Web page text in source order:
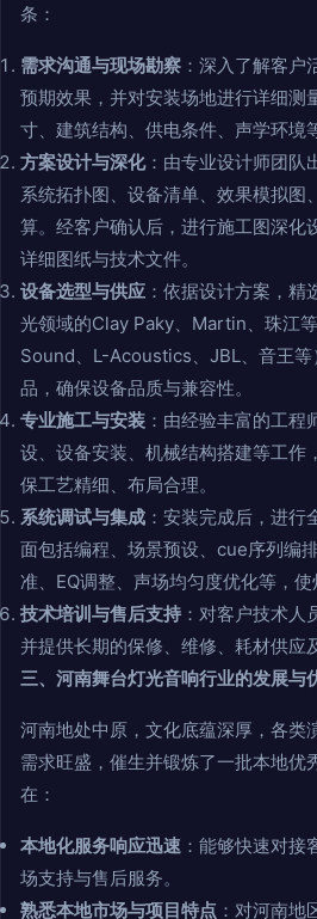
条：
需求沟通与现场勘察 ：深入了解客户
预期效果，并对安装场地进行详细测
寸、建筑结构、供电条件、声学环境
方案设计与深化：由专业设计师团队
系统拓扑图、设备清单、效果模拟图
算。经客户确认后，进行施工图深化
详细图纸与技术文件。
设备选型与供应 ：依据设计方案，
光领域的Clay Paky、Martin、珠江
Sound、L-Acoustics、JBL、音王等
品，确保设备品质与兼容性。
专业施工与安装 ：由经验丰富的工
设、设备安装、机械结构搭建等工作
保工艺精细、布局合理。
系统调试与集成 ：安装完成后，进
面包括编程、场景预设、cue序列编
准、EQ调整、声场均匀度优化等，使
技术培训与售后支持 ：对客户技术人
并提供长期的保修、维修、耗材供应
三、河南舞台灯光音响行业的发展与
河南地处中原，文化底蕴深厚，各类
需求旺盛，催生并锻炼了一批本地优
在：
本地化服务响应迅速 ：能够快速对
场支持与售后服务。
熟悉本地市场与项目特点 ：对河南地